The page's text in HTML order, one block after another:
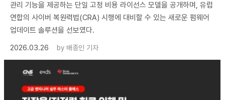
관리 기능을 제공하는 단일 고정 비용 라이선스 모델을 공개하며, 유럽
연합의 사이버 복원력법(CRA) 시행에 대비할 수 있는 새로운 펌웨어
업데이트 솔루션을 선보였다.
2026.03.26
by 배종인 기자